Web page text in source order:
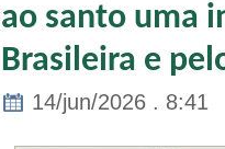
ao santo uma
Brasileira e
14/jun/2026 . 8:41